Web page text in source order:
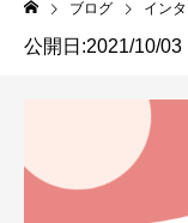
ブログ イン
公開日:2021/10/03